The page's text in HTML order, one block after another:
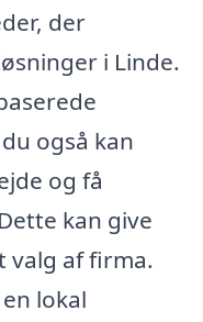
der
i Linde.
også kan
og få
kan give
valg af firma.
lokal